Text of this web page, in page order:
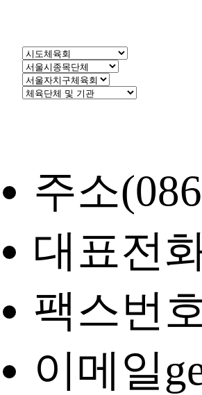
주소
대표전
팩스번
이메일